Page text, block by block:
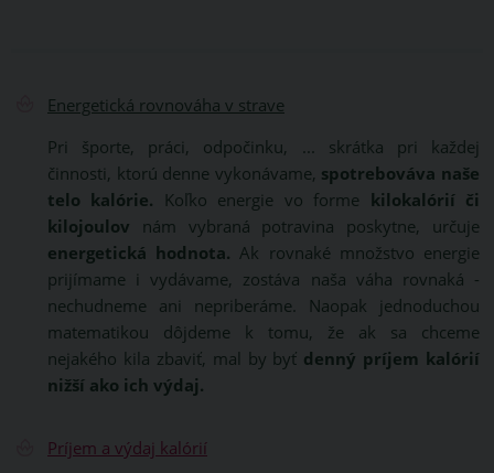
Energetická rovnováha v strave
Pri športe, práci, odpočinku, ... skrátka pri každej
činnosti, ktorú denne vykonávame, spotrebováva naše
telo kalórie. Koľko energie vo forme kilokalórií či
kilojoulov nám vybraná potravina poskytne, určuje
energetická hodnota. Ak rovnaké množstvo energie
prijímame i vydávame, zostáva naša váha rovnaká -
nechudneme ani nepriberáme. Naopak jednoduchou
matematikou dôjdeme k tomu, že ak sa chceme
nejakého kila zbaviť, mal by byť denný príjem kalórií
nižší ako ich výdaj.
Príjem a výdaj kalórií